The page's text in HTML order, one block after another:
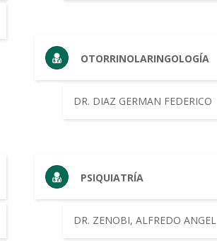
OTORRINOLARINGOLOGÍA
DR. DIAZ GERMAN FEDERICO
PSIQUIATRÍA
DR. ZENOBI, ALFREDO ANGEL